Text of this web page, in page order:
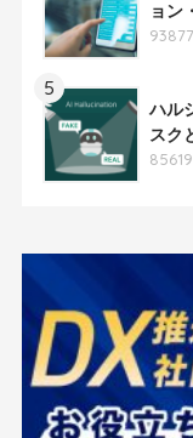
ョン
5
ハル
スク